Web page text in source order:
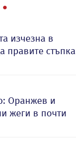
изчезна в
правите стъпка
Оранжев и
жеги в почти